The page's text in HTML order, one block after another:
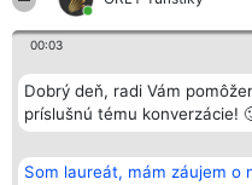
00:03
Dobrý deň, radi Vám
príslušnú tému konverzácie!
Som laureát, mám záujem o
Organizátor hodnotenia
Bright Side Solutions sp. z o.
o. sp. k.
Wrocław 50-079
KRS 0000749100 | Regon